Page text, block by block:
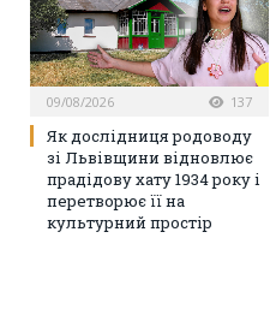
09/08/2026 137
Як дослідниця родоводу
зі Львівщини відновлює
прадідову хату 1934 року і
перетворює її на
культурний простір